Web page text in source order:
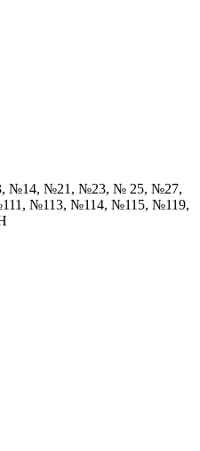
№14, №21, №23, № 25, №27,
№113, №114, №115, №119,